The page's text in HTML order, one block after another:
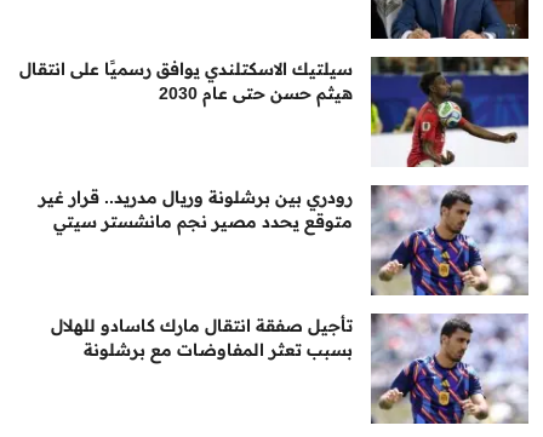
سيلتيك الاسكتلندي يوافق رسميًا على انتقال
هيثم حسن حتى عام 2030
رودري بين برشلونة وريال مدريد.. قرار غير
متوقع يحدد مصير نجم مانشستر سيتي
تأجيل صفقة انتقال مارك كاسادو للهلال
بسبب تعثر المفاوضات مع برشلونة